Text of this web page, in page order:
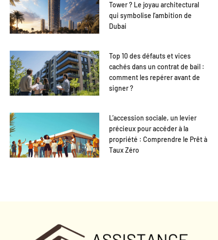
Tower ? Le joyau architectural
qui symbolise l’ambition de
Dubai
Top 10 des défauts et vices
cachés dans un contrat de bail :
comment les repérer avant de
signer ?
L’accession sociale, un levier
précieux pour accéder à la
propriété : Comprendre le Prêt à
Taux Zéro